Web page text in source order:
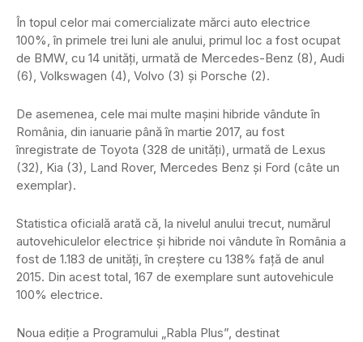
În topul celor mai comercializate mărci auto electrice
100%, în primele trei luni ale anului, primul loc a fost ocupat
de BMW, cu 14 unităţi, urmată de Mercedes-Benz (8), Audi
(6), Volkswagen (4), Volvo (3) şi Porsche (2).
De asemenea, cele mai multe maşini hibride vândute în
România, din ianuarie până în martie 2017, au fost
înregistrate de Toyota (328 de unităţi), urmată de Lexus
(32), Kia (3), Land Rover, Mercedes Benz şi Ford (câte un
exemplar).
Statistica oficială arată că, la nivelul anului trecut, numărul
autovehiculelor electrice şi hibride noi vândute în România a
fost de 1.183 de unităţi, în creştere cu 138% faţă de anul
2015. Din acest total, 167 de exemplare sunt autovehicule
100% electrice.
Noua ediţie a Programului „Rabla Plus”, destinat